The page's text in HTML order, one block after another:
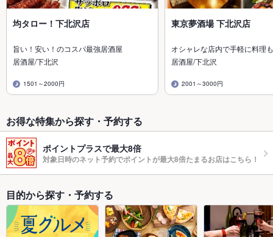
均タロー！下北沢店
旨い！安い！のコスパ最強居酒屋
居酒屋/下北沢
1501～2000円
東京夢酒場 下北沢店
オシャレな店内で手軽に料理
居酒屋/下北沢
2001～3000円
お得な特集から探す・予約する
ポイントプラスで最大8倍
対象日時のネット予約でポイントが最大8倍たまるお店はこちら！
目的から探す・予約する